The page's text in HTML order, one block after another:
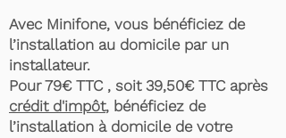
Avec Minifone, vous bénéficiez de
l’installation au domicile par un
installateur.
Pour 79€ TTC , soit 39,50€ TTC après
crédit d'impôt, bénéficiez de
l’installation à domicile de votre